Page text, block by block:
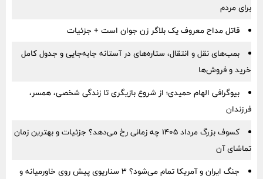
برای مردم
قاتل مداح معروف یک بلاگر زن جوان است + جزئیات
بمب‌های نقل و انتقال، ستاره‌های در آستانه جابه‌جایی و جدول کامل
خرید و فروش‌ها
بیوگرافی الهام حمیدی؛ از شروع بازیگری تا زندگی شخصی، همسر،
فرزندان
کسوف بزرگ مرداد ۱۴۰۵ چه زمانی رخ می‌دهد؟ جزئیات و بهترین زمان
تماشای آن
جنگ ایران و آمریکا تمام می‌شود؟ ۳ سناریوی پیش روی خاورمیانه و